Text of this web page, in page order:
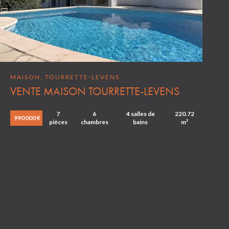
MAISON, TOURRETTE-LEVENS
VENTE MAISON TOURRETTE-LEVENS
990 000 €
7
pièces
6
chambres
4 salles de
bains
220.72
m²